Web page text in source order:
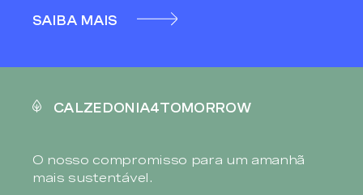
SAIBA MAIS
CALZEDONIA4TOMORROW
O nosso compromisso para um amanhã
mais sustentável.